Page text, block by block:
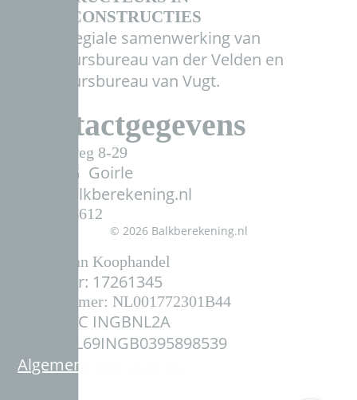
BOUWCONSTRUCTIES
Een collegiale samenwerking van
Ingenieursbureau van der Velden en
Ingenieursbureau van Vugt.
Contactgegevens
Parallelweg 8-29
5051 HG Goirle
info@balkberekening.nl
06-27164612
© 2026 Balkberekening.nl
Kamer van Koophandel
Nummer: 17261345
Btw-nummer: NL001772301B44
Bank: BIC INGBNL2A
IBAN: NL69INGB0395898539
Algemene voorwaarden